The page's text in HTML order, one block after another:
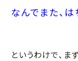
なんでまた、は
というわけで、ま